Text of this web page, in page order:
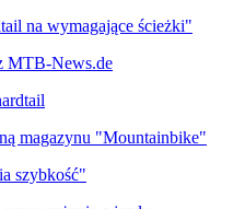
na wymagające ścieżki"
MTB-News.de
magazynu "Mountainbike"
szybkość"